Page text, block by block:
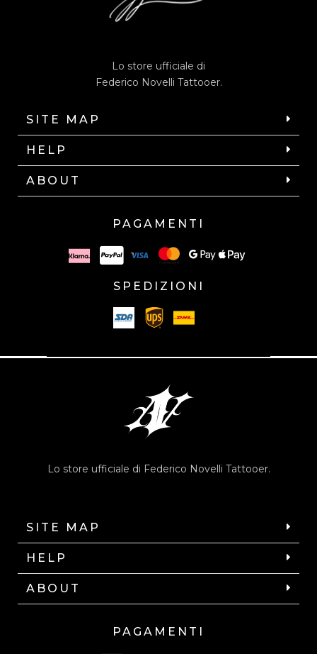
Lo store ufficiale di
Federico Novelli Tattooer.
SITE MAP
HELP
ABOUT
PAGAMENTI
SPEDIZIONI
Lo store ufficiale di Federico Novelli Tattooer.
SITE MAP
HELP
ABOUT
PAGAMENTI